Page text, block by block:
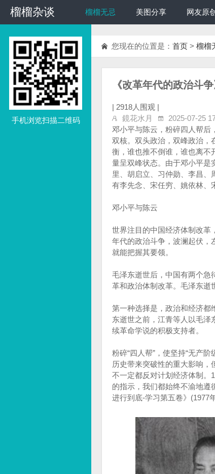
榴榴杂谈
榴榴杂谈 榴榴无忌 美图分享 网友原创
手机浏览扫描二维码
您现在的位置是： 首页 > 榴榴
《改革年代的政治斗
| 2918人围观 |
鏡花水月
2025-07-25
邓小平与陈云，粉碎四人帮后
双核。双头政治，双峰政治，
衡，谁也推不倒谁，谁也离不
量呈双峰状态。由于邓小平是
里、胡启立、习仲勋、李昌、
有李先念、宋任穷、姚依林、
邓小平与陈云
世界注目的中国经济体制改革
年代的政治斗争，波澜起伏，
就能把握其要领。
毛泽东逝世后，中国有两个急
革和政治体制改革。毛泽东逝
第一种选择是，政治和经济都
东逝世之前，江青等人以毛泽
续革命学说的积极支持者。
粉碎“四人帮”，使坚持“无产
历史带来突破性的重大影响，
不一定都反对计划经济体制。
的指示，我们都始终不渝地遵
进行到底-学习第五卷》(1977